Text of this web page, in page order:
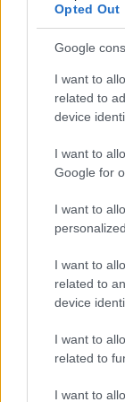
Opted Out
Google
I want to
related to
device
I want to
Google for
I want to
I want to
related to
device
I want to
related to
I want to
Adja meg
meg e-mail
Megismertem
Nem szeretne
legfrissebb
postaládájába érkezik!
A SZOL24
Problémák egész